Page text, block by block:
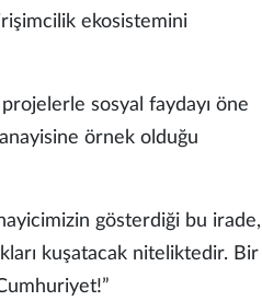
ekosistemini
sosyal faydayı öne
örnek olduğu
gösterdiği bu irade,
kuşatacak niteliktedir. Bir